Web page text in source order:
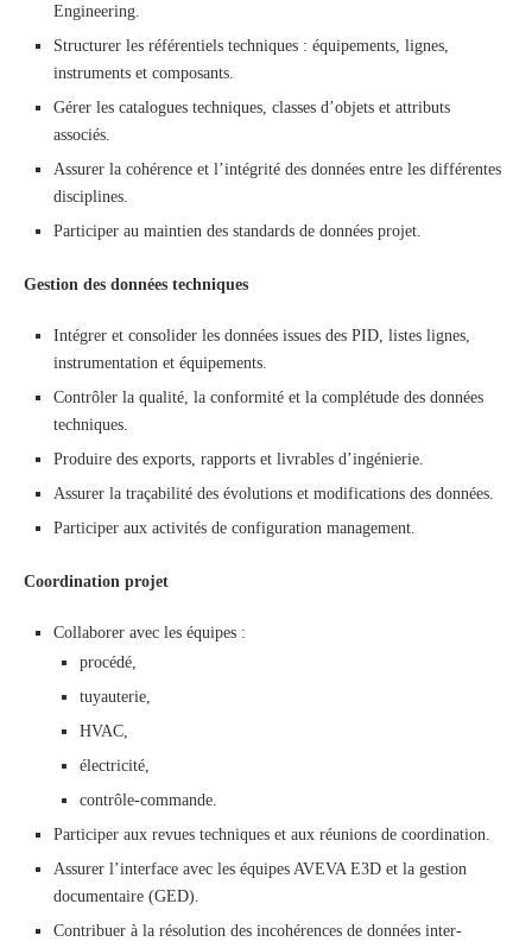
Engineering.
Structurer les référentiels techniques : équipements, lignes,
instruments et composants.
Gérer les catalogues techniques, classes d’objets et attributs
associés.
Assurer la cohérence et l’intégrité des données entre les différentes
disciplines.
Participer au maintien des standards de données projet.
Gestion des données techniques
Intégrer et consolider les données issues des PID, listes lignes,
instrumentation et équipements.
Contrôler la qualité, la conformité et la complétude des données
techniques.
Produire des exports, rapports et livrables d’ingénierie.
Assurer la traçabilité des évolutions et modifications des données.
Participer aux activités de configuration management.
Coordination projet
Collaborer avec les équipes :
procédé,
tuyauterie,
HVAC,
électricité,
contrôle-commande.
Participer aux revues techniques et aux réunions de coordination.
Assurer l’interface avec les équipes AVEVA E3D et la gestion
documentaire (GED).
Contribuer à la résolution des incohérences de données inter-